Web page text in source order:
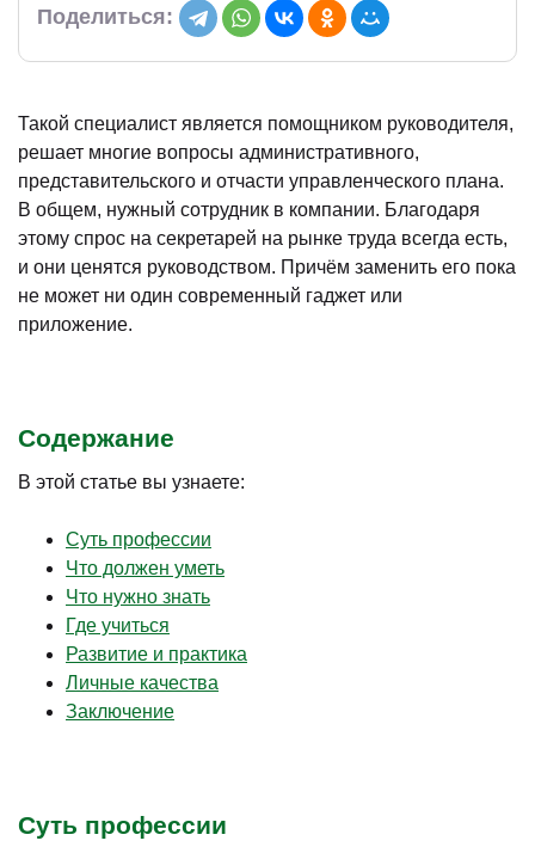
Поделиться:
Такой специалист является помощником руководителя,
решает многие вопросы административного,
представительского и отчасти управленческого плана.
В общем, нужный сотрудник в компании. Благодаря
этому спрос на секретарей на рынке труда всегда есть,
и они ценятся руководством. Причём заменить его пока
не может ни один современный гаджет или
приложение.
Содержание
В этой статье вы узнаете:
Суть профессии
Что должен уметь
Что нужно знать
Где учиться
Развитие и практика
Личные качества
Заключение
Суть профессии